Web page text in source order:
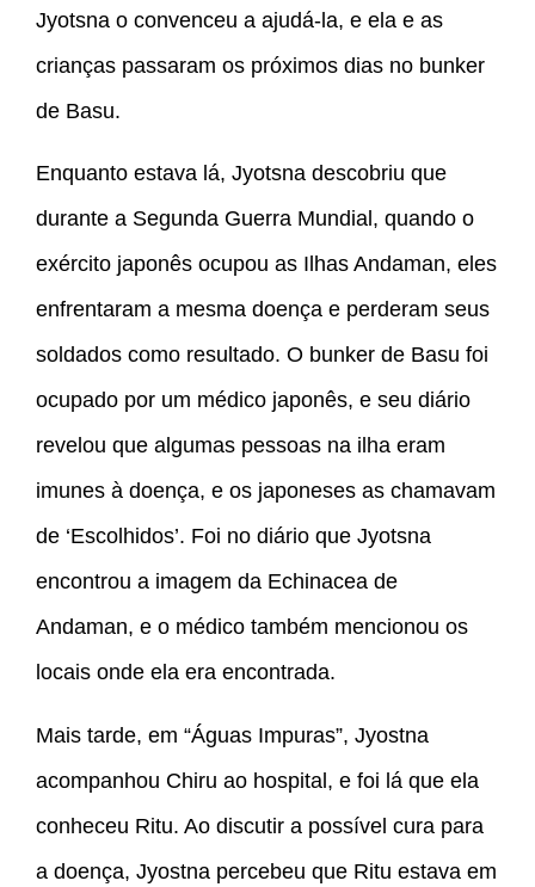
Jyotsna o convenceu a ajudá-la, e ela e as
crianças passaram os próximos dias no bunker
de Basu.
Enquanto estava lá, Jyotsna descobriu que
durante a Segunda Guerra Mundial, quando o
exército japonês ocupou as Ilhas Andaman, eles
enfrentaram a mesma doença e perderam seus
soldados como resultado. O bunker de Basu foi
ocupado por um médico japonês, e seu diário
revelou que algumas pessoas na ilha eram
imunes à doença, e os japoneses as chamavam
de ‘Escolhidos’. Foi no diário que Jyotsna
encontrou a imagem da Echinacea de
Andaman, e o médico também mencionou os
locais onde ela era encontrada.
Mais tarde, em “Águas Impuras”, Jyostna
acompanhou Chiru ao hospital, e foi lá que ela
conheceu Ritu. Ao discutir a possível cura para
a doença, Jyostna percebeu que Ritu estava em